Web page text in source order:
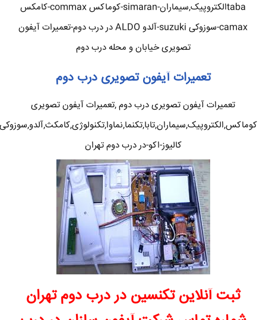
tabaالکتروپیک,سیماران-simaran-کوماکس commax-کامکس
camax-سوزوکی suzuki-آلدو ALDO در درب دوم-تعمیرات آیفون
تصویری خیابان و محله درب دوم
تعمیرات آیفون تصویری درب دوم
تعمیرات آیفون تصویری درب دوم ,تعمیرات آیفون تصویری
کوماکس,الکتروپیک,سیماران,تابا,تکنما,نماوا,تکنولوژی,کامکث,آلدو,سوزوکی
کالیوز-اکو-در درب دوم تهران
ثبت آنلاین تکنسین در درب دوم تهران